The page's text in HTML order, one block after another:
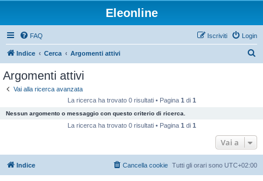
Eleonline
FAQ Login
Iscriviti
Indice Cerca Argomenti attivi
Argomenti attivi
Vai alla ricerca avanzata
La ricerca ha trovato 0 risultati • Pagina 1 di 1
Nessun argomento o messaggio con questo criterio di ricerca.
La ricerca ha trovato 0 risultati • Pagina 1 di 1
Vai a
Indice Tutti gli orari sono UTC+02:00
Cancella cookie